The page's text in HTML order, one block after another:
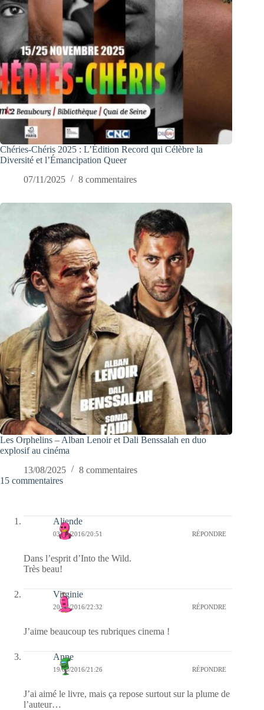
Chéries-Chéris 2025 : L’Édition Record qui Célèbre la
Diversité et l’Émancipation Queer
07/11/2025
8 commentaires
Les Orphelins – Alban Lenoir et Dali Benssalah en duo
explosif au cinéma
13/08/2025
8 commentaires
15 commentaires
Aliende
03/07/2016/20:51 RÉPONDRE
Dans l’esprit d’Into the Wild.
Très beau!
Virginie
20/05/2016/22:32 RÉPONDRE
J’aime beaucoup tes rubriques cinema !
Anne
19/05/2016/21:26 RÉPONDRE
J’ai aimé le livre, mais ça repose surtout sur la plume de
l’auteur…